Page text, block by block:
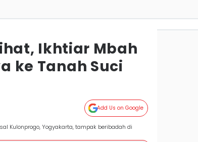
Ikhtiar Mbah
ke Tanah Suci
Add Us on Google
Kulonprogo, Yogyakarta, tampak beribadah di